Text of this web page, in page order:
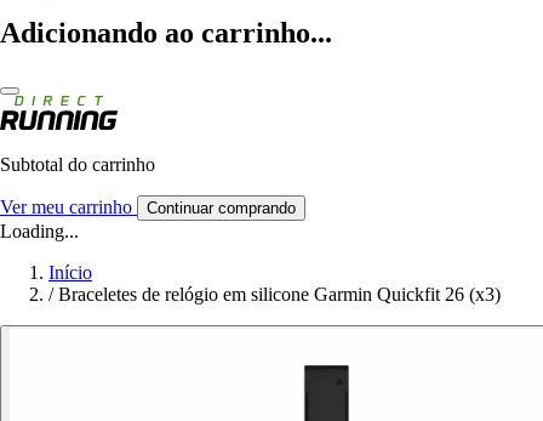
Adicionando ao carrinho...
Subtotal do carrinho
Ver meu carrinho Continuar comprando
Loading...
Início
/ Braceletes de relógio em silicone Garmin Quickfit 26 (x3)